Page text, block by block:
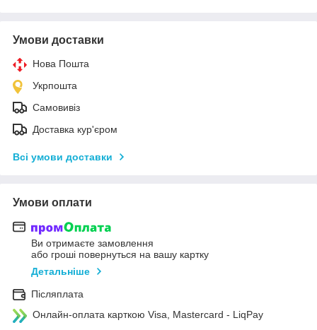
Умови доставки
Нова Пошта
Укрпошта
Самовивіз
Доставка кур'єром
Всі умови доставки
Умови оплати
Ви отримаєте замовлення
або гроші повернуться на вашу картку
Детальніше
Післяплата
Онлайн-оплата карткою Visa, Mastercard - LiqPay